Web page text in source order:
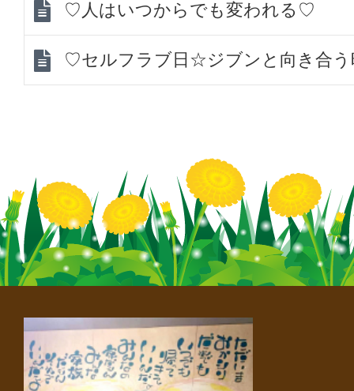
♡人はいつからでも変われる♡
♡セルフラブ日☆ジブンと向き合